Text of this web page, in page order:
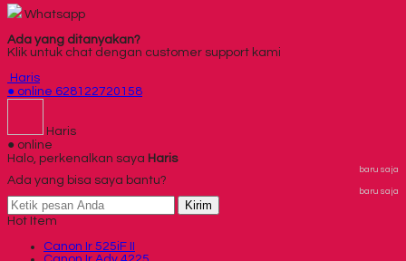
Whatsapp
Ada yang ditanyakan?
Klik untuk chat dengan customer support kami
Haris
● online 628122720158
Haris
● online
Halo, perkenalkan saya Haris
baru saja
Ada yang bisa saya bantu?
baru saja
Kirim
Hot Item
Canon Ir 525iF II